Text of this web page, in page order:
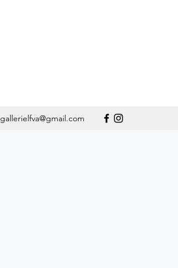
gallerielfva@gmail.com